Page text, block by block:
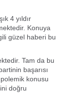
4 yıldır
Konuya
güzel haberi bu
Tam da bu
başarısı
konusu
doğru